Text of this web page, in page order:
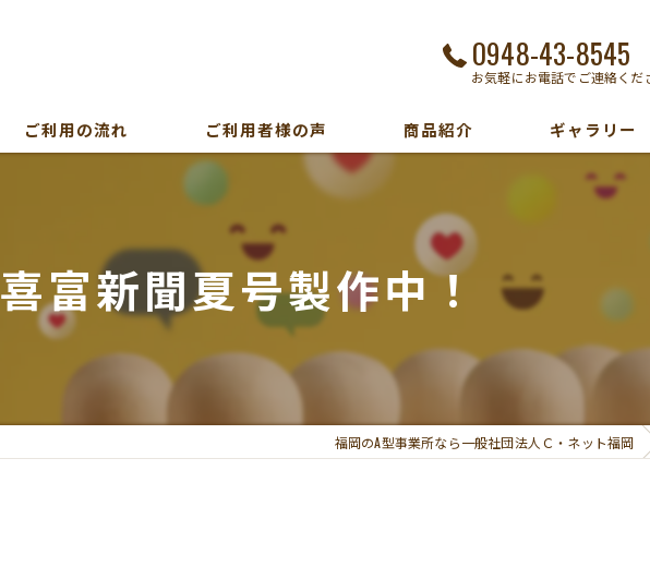
0948-43-8545
お気軽にお電話でご連絡くだ
ご利用の流れ ご利用者様の声 商品紹介 ギャラリー
喜富新聞夏号製作中！
福岡のA型事業所なら一般社団法人Ｃ・ネット福岡